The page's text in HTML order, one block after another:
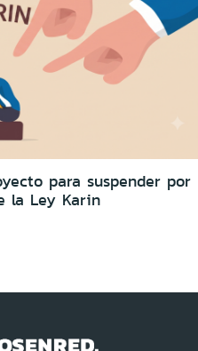
para suspender por
la Ley Karin